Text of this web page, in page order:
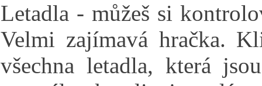
Letadla - můžeš si
Velmi zajímavá hračka.
všechna letadla, která